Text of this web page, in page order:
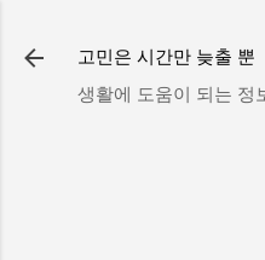
고민은 시간만 늦출 뿐
생활에 도움이 되는 정